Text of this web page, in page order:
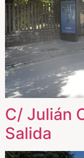
C/ Julián
Salida